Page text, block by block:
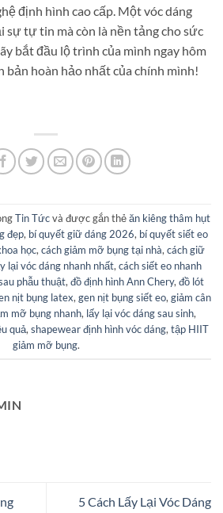
định hình cao cấp. Một vóc dáng
sự tự tin mà còn là nền tảng cho sức
bắt đầu lộ trình của mình ngay hôm
bản hoàn hảo nhất của chính mình!
Tin Tứcvà được gắn thẻăn kiêng thâm hụt
đẹp, bí quyết giữ dáng 2026, bí quyết siết eo
học, cách giảm mỡ bụng tại nhà, cách giữ
lại vóc dáng nhanh nhất, cách siết eo nhanh
phẫu thuật, đồ định hình Ann Chery, đồ lót
nịt bụng latex, gen nịt bụng siết eo, giảm cân
mỡ bụng nhanh, lấy lại vóc dáng sau sinh,
quả, shapewear định hình vóc dáng, tập HIIT
giảm mỡ bụng.
5 Cách Lấy Lại Vóc Dáng